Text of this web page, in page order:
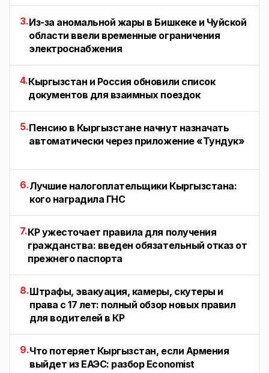
3.Из-за аномальной жары в Бишкеке и Чуйской
области ввели временные ограничения
электроснабжения
4.Кыргызстан и Россия обновили список
документов для взаимных поездок
5.Пенсию в Кыргызстане начнут назначать
автоматически через приложение «Тундук»
6.Лучшие налогоплательщики Кыргызстана:
кого наградила ГНС
7.КР ужесточает правила для получения
гражданства: введен обязательный отказ от
прежнего паспорта
8.Штрафы, эвакуация, камеры, скутеры и
права с 17 лет: полный обзор новых правил
для водителей в КР
9.Что потеряет Кыргызстан, если Армения
выйдет из ЕАЭС: разбор Economist